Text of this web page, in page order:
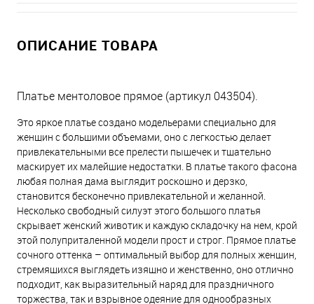
ОПИСАНИЕ ТОВАРА
Платье ментоловое прямое (артикул 043504).
Это яркое платье создано модельерами специально для
женщин с большими объемами, оно с легкостью делает
привлекательными все прелести пышечек и тщательно
маскирует их малейшие недостатки. В платье такого фасона
любая полная дама выглядит роскошно и дерзко,
становится бесконечно привлекательной и желанной.
Несколько свободный силуэт этого большого платья
скрывает женский животик и каждую складочку на нем, крой
этой полуприталенной модели прост и строг. Прямое платье
сочного оттенка – оптимальный выбор для полных женщин,
стремящихся выглядеть изящно и женственно, оно отлично
подходит, как выразительный наряд для праздничного
торжества, так и взрывное одеяние для однообразных